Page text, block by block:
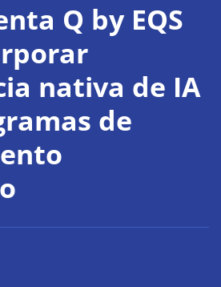
Q by EQS
nativa de IA
de